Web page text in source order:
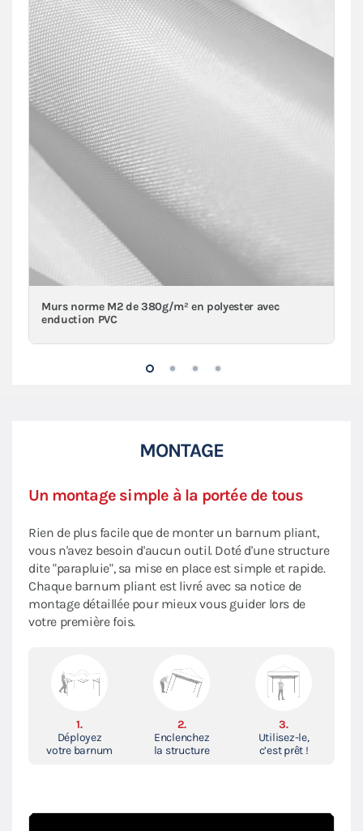
Murs norme M2 de 380g/m² en polyester avec
enduction PVC
MONTAGE
Un montage simple à la portée de tous
Rien de plus facile que de monter un barnum pliant,
vous n'avez besoin d'aucun outil. Doté d'une structure
dite "parapluie", sa mise en place est simple et rapide.
Chaque barnum pliant est livré avec sa notice de
montage détaillée pour mieux vous guider lors de
votre première fois.
1.
Déployez
votre barnum
2.
Enclenchez
la structure
3.
Utilisez-le,
c’est prêt !